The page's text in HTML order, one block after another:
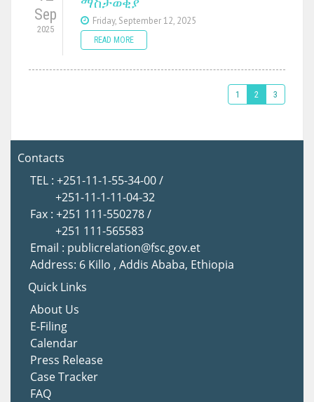
Sep
2025
Friday, September 12, 2025
READ MORE
1 2 3
Contacts
TEL : +251-11-1-55-34-00 /
+251-11-1-11-04-32
Fax : +251 111-550278 /
+251 111-565583
Email : publicrelation@fsc.gov.et
Address: 6 Killo , Addis Ababa, Ethiopia
Quick Links
About Us
E-Filing
Calendar
Press Release
Case Tracker
FAQ